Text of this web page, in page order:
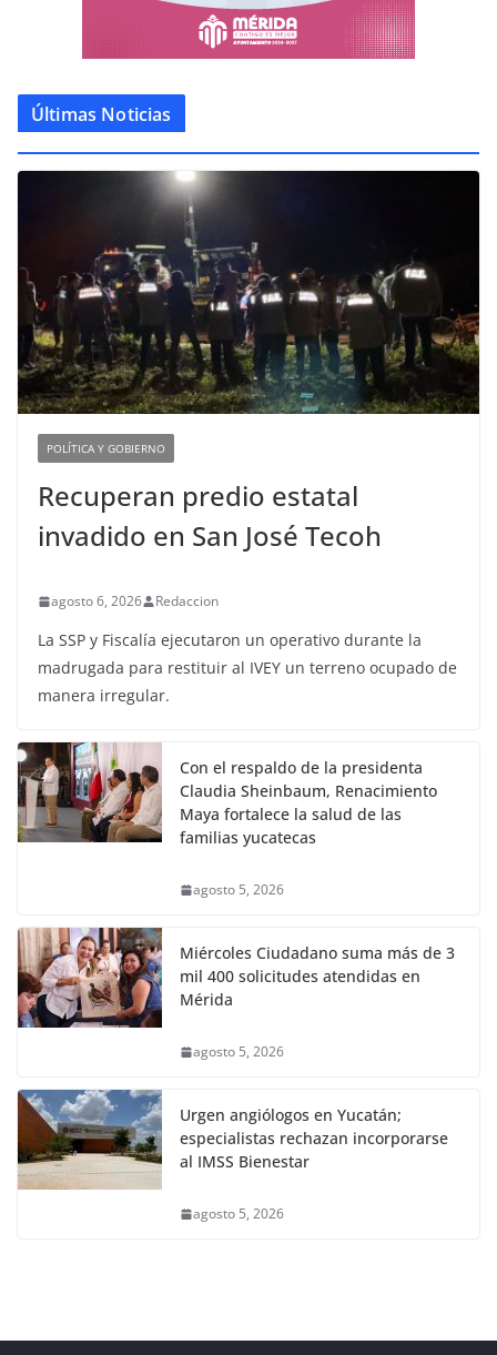
Últimas Noticias
POLÍTICA Y GOBIERNO
Recuperan predio estatal
invadido en San José Tecoh
agosto 6, 2026 Redaccion
La SSP y Fiscalía ejecutaron un operativo durante la
madrugada para restituir al IVEY un terreno ocupado de
manera irregular.
Con el respaldo de la presidenta
Claudia Sheinbaum, Renacimiento
Maya fortalece la salud de las
familias yucatecas
agosto 5, 2026
Miércoles Ciudadano suma más de 3
mil 400 solicitudes atendidas en
Mérida
agosto 5, 2026
Urgen angiólogos en Yucatán;
especialistas rechazan incorporarse
al IMSS Bienestar
agosto 5, 2026